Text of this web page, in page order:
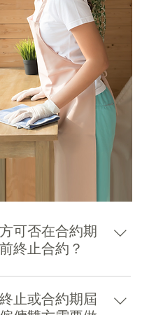
可否在合約期
終止合約？
傭雙方均可給予對方1
面通知或支付1個月工
止或合約期屆